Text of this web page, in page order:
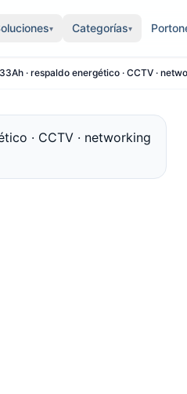
▾ Categorías▾
· respaldo energético · CCTV ·